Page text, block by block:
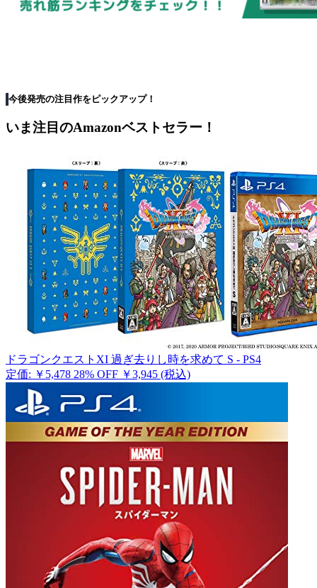
今後発売の注目作をピックアップ！
いま注目のAmazonベストセラー！
ドラゴンクエストXI 過ぎ去りし時を求めて S - PS4
定価: ￥5,478 28% OFF ￥3,945 (税込)